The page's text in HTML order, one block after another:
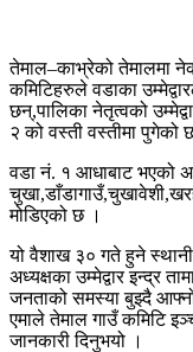
तेमाल–काभ्रेको तेमालमा
कमिटिहरुले वडाका
छन्,पालिका नेतृत्वको
२ को वस्ती वस्तीमा पुगेको
वडा नं. १ आधाबाट भएको
मोडिएको छ ।
यो वैशाख ३० गते हुने
अध्यक्षका उम्मेद्वार इन्द्र
जनताको समस्या बुझ्दै आफ्नो
एमाले तेमाल गाउँ कमिटि
जानकारी दिनुभयो ।